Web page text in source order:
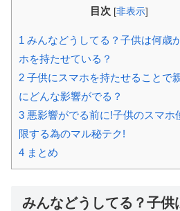
目次 [非表示]
1 みんなどうしてる？子供は何歳
ホを持たせている？
2 子供にスマホを持たせることで
にどんな影響がでる？
3 悪影響がでる前に!子供のスマホ
限する為のマル秘テク!
4 まとめ
みんなどうしてる？子供